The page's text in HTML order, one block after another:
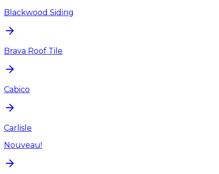
Blackwood Siding
Brava Roof Tile
Cabico
Carlisle
Nouveau!